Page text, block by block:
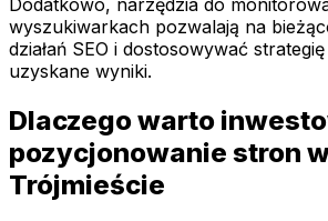
wyszukiwarkach pozwalają na
działań SEO i dostosowywać
uzyskane wyniki.
Dlaczego warto
pozycjonowanie stron
Trójmieście